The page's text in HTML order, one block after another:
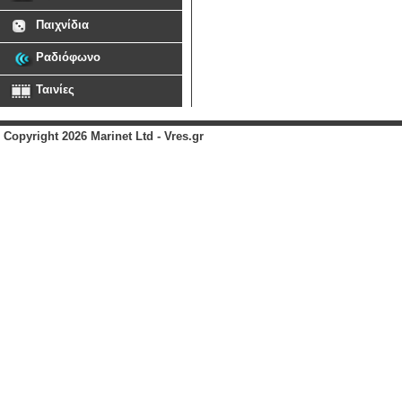
Παιχνίδια
Ραδιόφωνο
Ταινίες
Copyright 2026 Marinet Ltd - Vres.gr